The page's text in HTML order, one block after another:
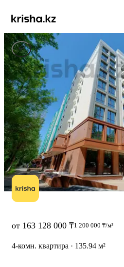
от 163 128 000 ₸1 200 000 ₸/м²
4-комн. квартира · 135.94 м²